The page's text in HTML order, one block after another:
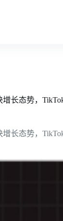
长态势，
长态势，